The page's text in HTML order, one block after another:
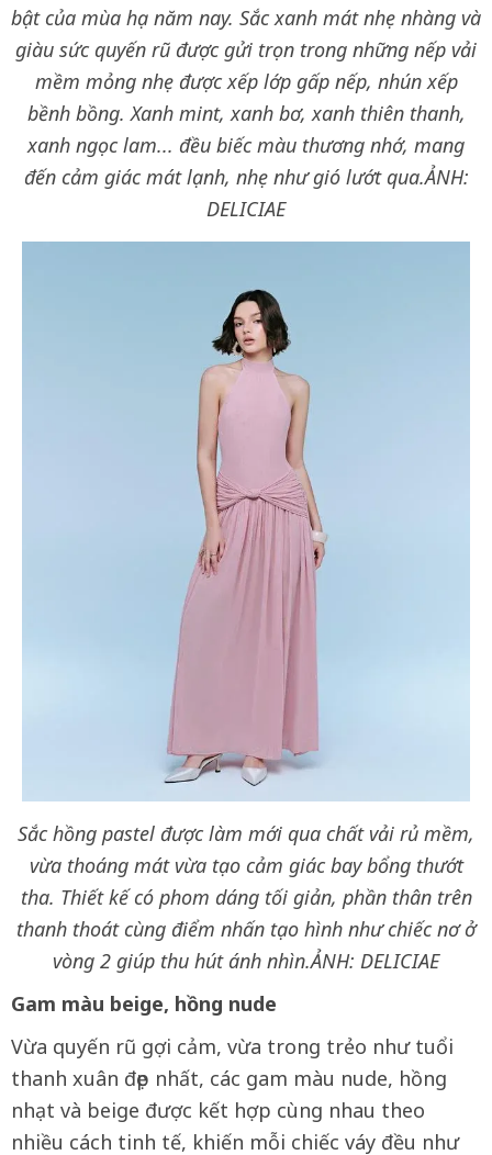
bật của mùa hạ năm nay. Sắc xanh mát nhẹ nhàng và
giàu sức quyến rũ được gửi trọn trong những nếp vải
mềm mỏng nhẹ được xếp lớp gấp nếp, nhún xếp
bềnh bồng. Xanh mint, xanh bơ, xanh thiên thanh,
xanh ngọc lam... đều biếc màu thương nhớ, mang
đến cảm giác mát lạnh, nhẹ như gió lướt qua.ẢNH:
DELICIAE
Sắc hồng pastel được làm mới qua chất vải rủ mềm,
vừa thoáng mát vừa tạo cảm giác bay bổng thướt
tha. Thiết kế có phom dáng tối giản, phần thân trên
thanh thoát cùng điểm nhấn tạo hình như chiếc nơ ở
vòng 2 giúp thu hút ánh nhìn.ẢNH: DELICIAE
Gam màu beige, hồng nude
Vừa quyến rũ gợi cảm, vừa trong trẻo như tuổi
thanh xuân đẹp nhất, các gam màu nude, hồng
nhạt và beige được kết hợp cùng nhau theo
nhiều cách tinh tế, khiến mỗi chiếc váy đều như